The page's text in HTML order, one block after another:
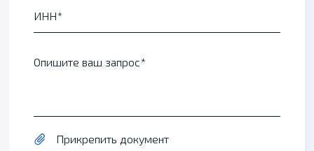
ИНН
Опишите ваш запрос
Прикрепить документ